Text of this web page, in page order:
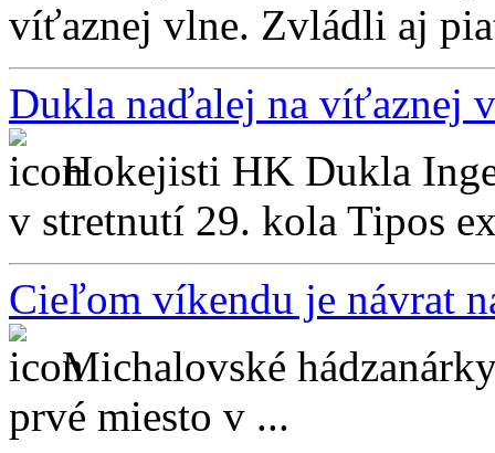
víťaznej vlne. Zvládli aj
Dukla naďalej na víťaznej
Hokejisti HK Dukla
v stretnutí 29. kola Tipos
Cieľom víkendu je návrat
Michalovské
prvé miesto v ...